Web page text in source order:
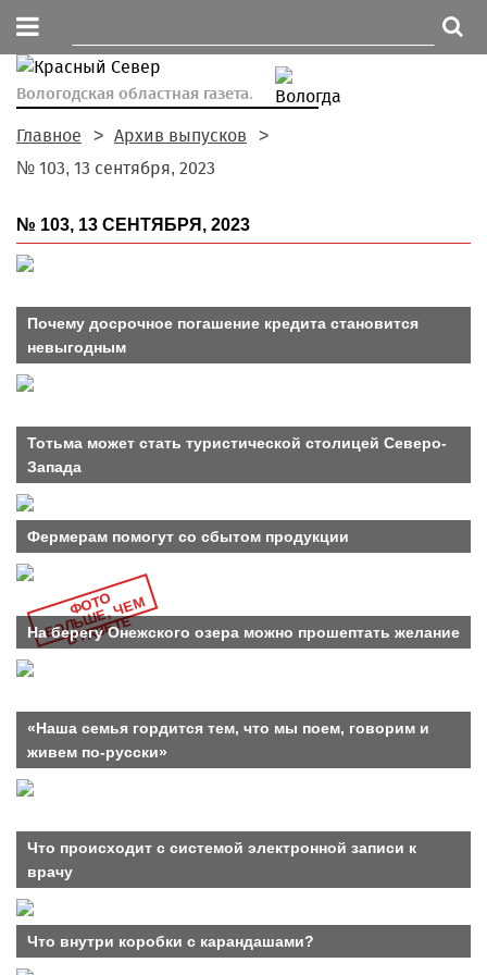
Вологодская областная газета.
Главное
Архив выпусков
№ 103, 13 сентября, 2023
№ 103, 13 СЕНТЯБРЯ, 2023
Почему досрочное погашение кредита становится
невыгодным
Тотьма может стать туристической столицей Северо-
Запада
Фермерам помогут со сбытом продукции
Ф
О
Т
О
Б
О
Л
Ь
Ш
Е,
Ч
Е
М
В Г
А
З
Е
Т
Е
На берегу Онежского озера можно прошептать желание
«Наша семья гордится тем, что мы поем, говорим и
живем по-русски»
Что происходит с системой электронной записи к
врачу
Что внутри коробки с карандашами?